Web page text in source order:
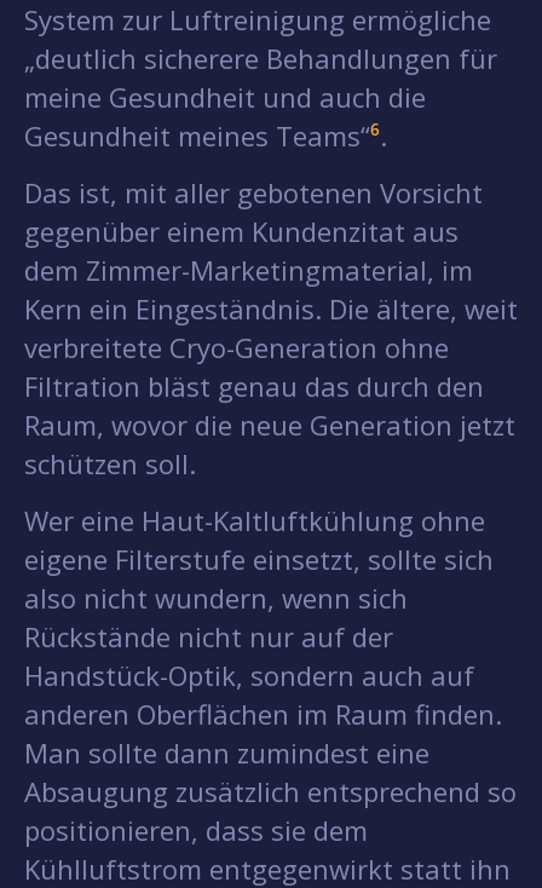
System zur Luftreinigung ermögliche
„deutlich sicherere Behandlungen für
meine Gesundheit und auch die
Gesundheit meines Teams“⁶.
Das ist, mit aller gebotenen Vorsicht
gegenüber einem Kundenzitat aus
dem Zimmer-Marketingmaterial, im
Kern ein Eingeständnis. Die ältere, weit
verbreitete Cryo-Generation ohne
Filtration bläst genau das durch den
Raum, wovor die neue Generation jetzt
schützen soll.
Wer eine Haut-Kaltluftkühlung ohne
eigene Filterstufe einsetzt, sollte sich
also nicht wundern, wenn sich
Rückstände nicht nur auf der
Handstück-Optik, sondern auch auf
anderen Oberflächen im Raum finden.
Man sollte dann zumindest eine
Absaugung zusätzlich entsprechend so
positionieren, dass sie dem
Kühlluftstrom entgegenwirkt statt ihn